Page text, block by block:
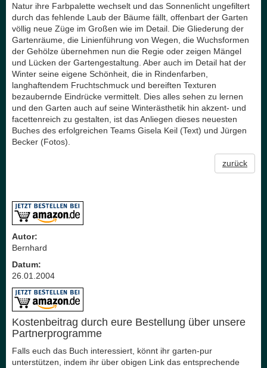
Natur ihre Farbpalette wechselt und das Sonnenlicht ungefiltert
durch das fehlende Laub der Bäume fällt, offenbart der Garten
völlig neue Züge im Großen wie im Detail. Die Gliederung der
Gartenräume, die Linienführung von Wegen, die Wuchsformen
der Gehölze übernehmen nun die Regie oder zeigen Mängel
und Lücken der Gartengestaltung. Aber auch im Detail hat der
Winter seine eigene Schönheit, die in Rindenfarben,
langhaftendem Fruchtschmuck und bereiften Texturen
bezaubernde Eindrücke vermittelt. Dies alles sehen zu lernen
und den Garten auch auf seine Winterästhetik hin akzent- und
facettenreich zu gestalten, ist das Anliegen dieses neuesten
Buches des erfolgreichen Teams Gisela Keil (Text) und Jürgen
Becker (Fotos).
zurück
Autor:
Bernhard
Datum:
26.01.2004
Kostenbeitrag durch eure Bestellung über unsere
Partnerprogramme
Falls euch das Buch interessiert, könnt ihr garten-pur
unterstützen, indem ihr über obigen Link das entsprechende